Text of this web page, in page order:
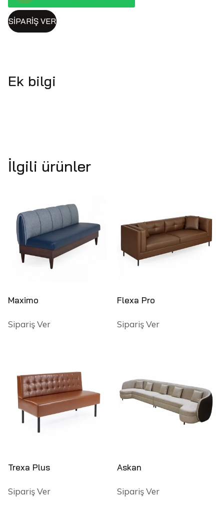
SIPARIŞ VER
Ek bilgi
İlgili ürünler
Maximo
Sipariş Ver
Flexa Pro
Sipariş Ver
Trexa Plus
Sipariş Ver
Askan
Sipariş Ver